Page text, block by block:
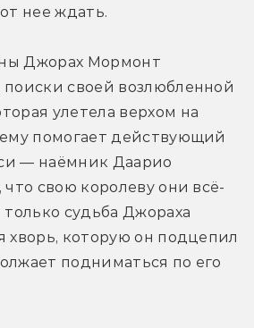
нее ждать.
Джорах Мормонт
поиски своей возлюбленной
улетела верхом на
помогает действующий
— наёмник Даарио
что свою королеву они всё-
только судьба Джораха
хворь, которую он подцепил
подниматься по его